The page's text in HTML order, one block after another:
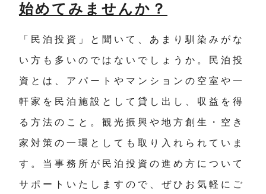
始めてみませんか？
「民泊投資」と聞いて、あまり馴染みがな
い方も多いのではないでしょうか。民泊投
資とは、アパートやマンションの空室や一
軒家を民泊施設として貸し出し、収益を得
る方法のこと。観光振興や地方創生・空き
家対策の一環としても取り入れられていま
す。当事務所が民泊投資の進め方について
サポートいたしますので、ぜひお気軽にご